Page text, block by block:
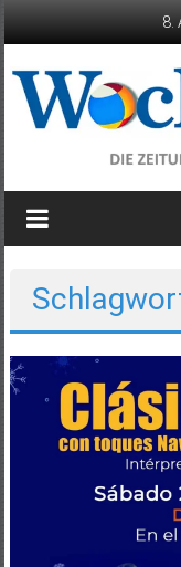
8.
die
Kanarischen
Inseln